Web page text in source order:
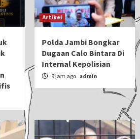
Artikel
Polda Jambi Bongkar
Dugaan Calo Bintara Di
Internal Kepolisian
9 jam ago admin